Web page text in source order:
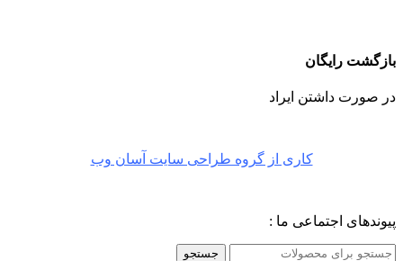
بازگشت رایگان
در صورت داشتن ایراد
کاری از گروه طراحی سایت آسان وب
پیوندهای اجتماعی ما :
جستجو